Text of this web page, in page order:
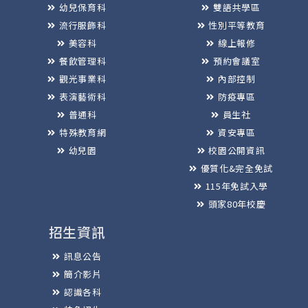
幼兒保育科
流行服飾科
美容科
餐飲管理科
觀光事業科
表演藝術科
普通科
特殊教育網
幼兒園
雙語共學區
性別平等教育
線上報修
預約會議室
內部控制
防疫專區
員生社
資安專區
校園公開資訊
優質化&完全免試
115年免試入學
頭家80年校慶
招生資訊
訊息公告
簡介影片
認識各科